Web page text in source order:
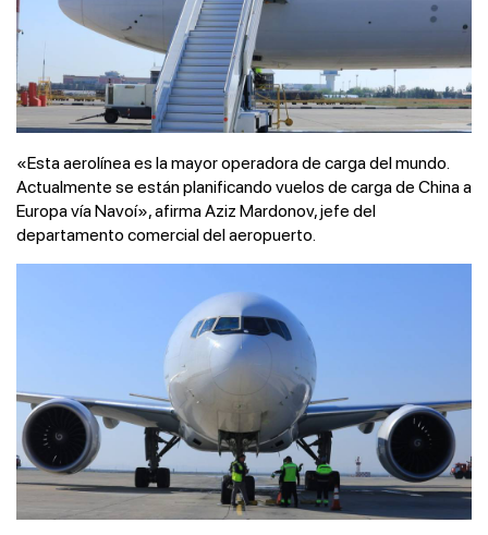
«Esta aerolínea es la mayor operadora de carga del mundo.
Actualmente se están planificando vuelos de carga de China a
Europa vía Navoí», afirma Aziz Mardonov, jefe del
departamento comercial del aeropuerto.